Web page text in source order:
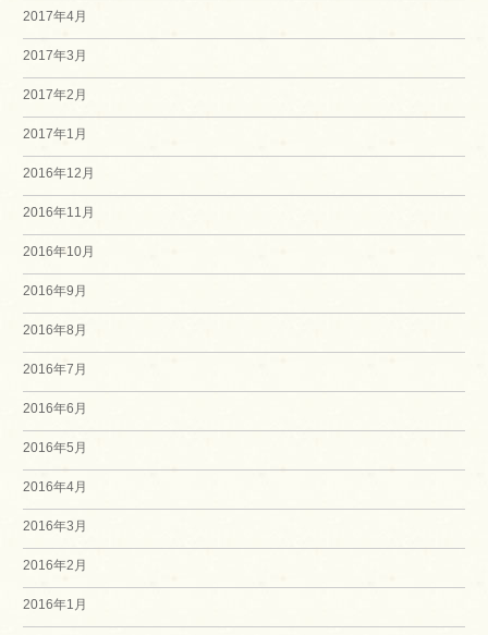
2017年4月
2017年3月
2017年2月
2017年1月
2016年12月
2016年11月
2016年10月
2016年9月
2016年8月
2016年7月
2016年6月
2016年5月
2016年4月
2016年3月
2016年2月
2016年1月